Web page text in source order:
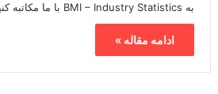
به BMI – Industry Statistics با ما مکاتبه کنید.…
ادامه مقاله »